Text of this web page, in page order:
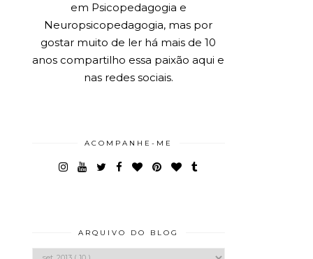
em Psicopedagogia e
Neuropsicopedagogia, mas por
gostar muito de ler há mais de 10
anos compartilho essa paixão aqui e
nas redes sociais.
ACOMPANHE-ME
ARQUIVO DO BLOG